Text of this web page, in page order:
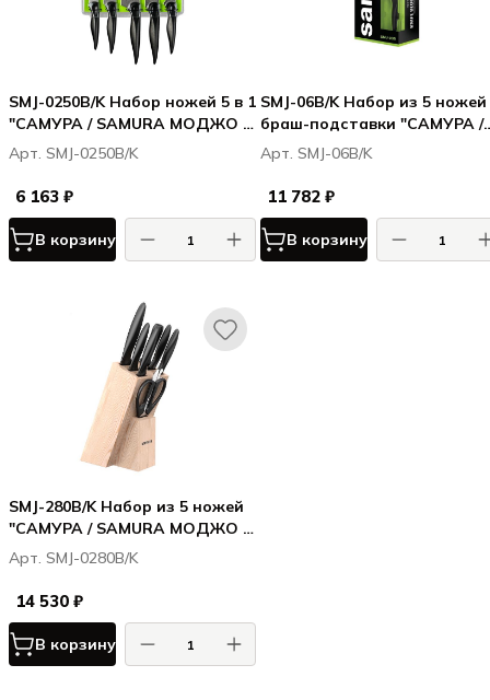
SMJ-0250B/K Набор ножей 5 в 1
"САМУРА / SAMURA МОДЖО /
MOJO" 10,23,48,55,85, корроз.-
стойкая сталь, полипропилен
чёрн
Арт. SMJ-0250B/K
6 163 ₽
В корзину
SMJ-06B/K Набор из 5
браш-подставки "САМУРА /
SAMURA МОДЖО / MOJO"
10,23,48,55,85, полипропилен
чёрный
Арт. SMJ-06B/K
11 782 ₽
В корзину
SMJ-280B/K Набор из 5 ножей
"САМУРА / SAMURA МОДЖО /
MOJO" 10,23,48,55,85, мусата,
ножниц и подставки, чёрный
Арт. SMJ-0280B/K
14 530 ₽
В корзину